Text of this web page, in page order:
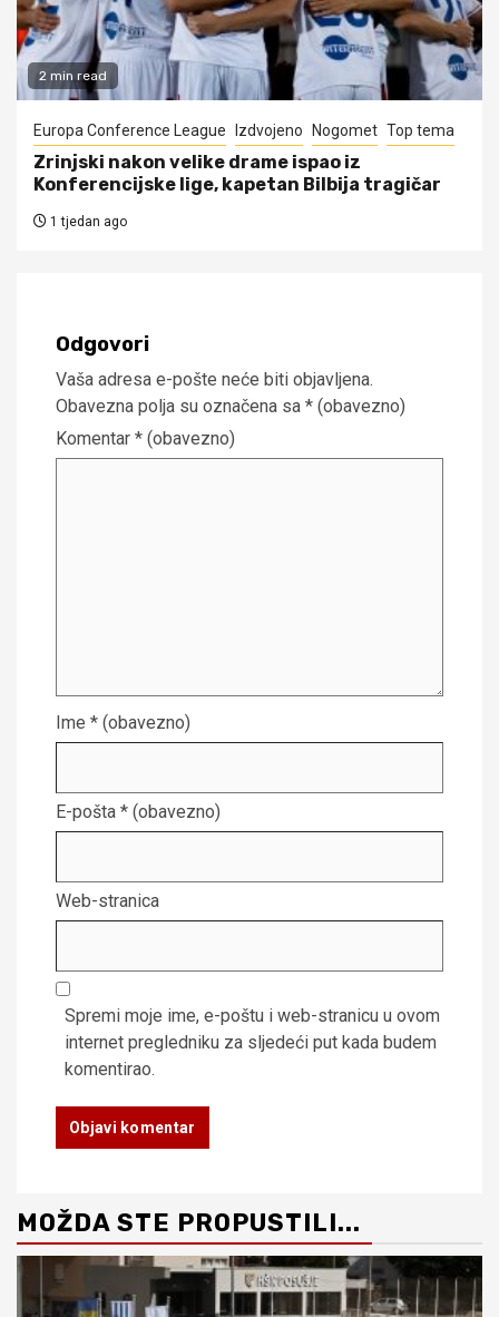
2 min read
Europa Conference League Izdvojeno Nogomet Top tema
Zrinjski nakon velike drame ispao iz
Konferencijske lige, kapetan Bilbija tragičar
1 tjedan ago
Odgovori
Vaša adresa e-pošte neće biti objavljena.
Obavezna polja su označena sa * (obavezno)
Komentar * (obavezno)
Ime * (obavezno)
E-pošta * (obavezno)
Web-stranica
Spremi moje ime, e-poštu i web-stranicu u ovom
internet pregledniku za sljedeći put kada budem
komentirao.
MOŽDA STE PROPUSTILI...